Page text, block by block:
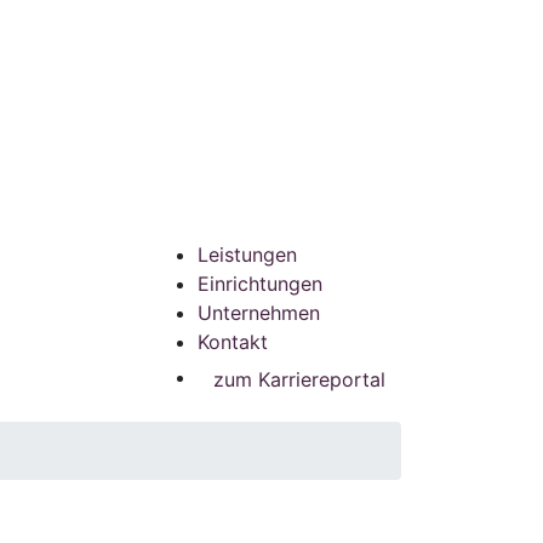
Leistungen
Einrichtungen
Unternehmen
Kontakt
zum Karriereportal